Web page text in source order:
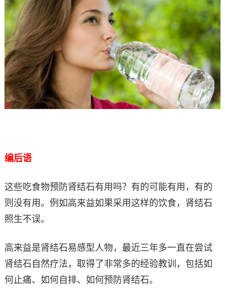
编后语
这些吃食物预防肾结石有用吗？有的可能有用，有的
则没有用。例如高来益如果采用这样的饮食，肾结石
照生不误。
高来益是肾结石易感型人物，最近三年多一直在尝试
肾结石自然疗法，取得了非常多的经验教训，包括如
何止痛、如何自排、如何预防肾结石。